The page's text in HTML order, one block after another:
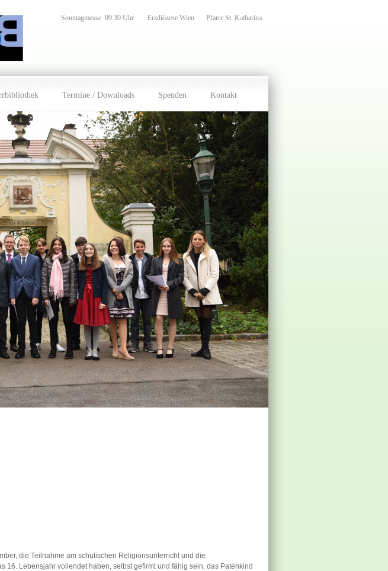
Sonntagmesse 09.30 Uhr Erzdiözese Wien Pfarre St. Katharina
Termine / Downloads Spenden Kontakt
die Teilnahme am schulischen Religionsunterricht und die
16. Lebensjahr vollendet haben, selbst gefirmt und fähig sein, das Patenkind